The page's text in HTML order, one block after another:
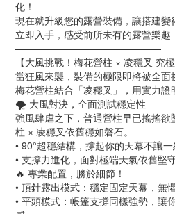
化！
現在就升級您的露營裝備，讓搭建變
立即入手，感受前所未有的露營樂趣
———————————————
【大風挑戰！梅花營柱 × 凌穩叉 究極
當狂風來襲，裝備的極限即將被全面
梅花營柱結合「凌穩叉」，用實力證
🌪 大風對決，全面測試穩定性
強風肆虐之下，普通營柱早已搖搖
柱 × 凌穩叉依舊穩如磐石。
• 90°超穩結構，撐起你的天幕不讓一
• 支撐力進化，面對極端天氣依舊堅守
🔥 專業配置，勝於細節！
• 頂針露出模式：穩定固定天幕，無
• 平頭模式：帳篷支撐同樣強勢，讓